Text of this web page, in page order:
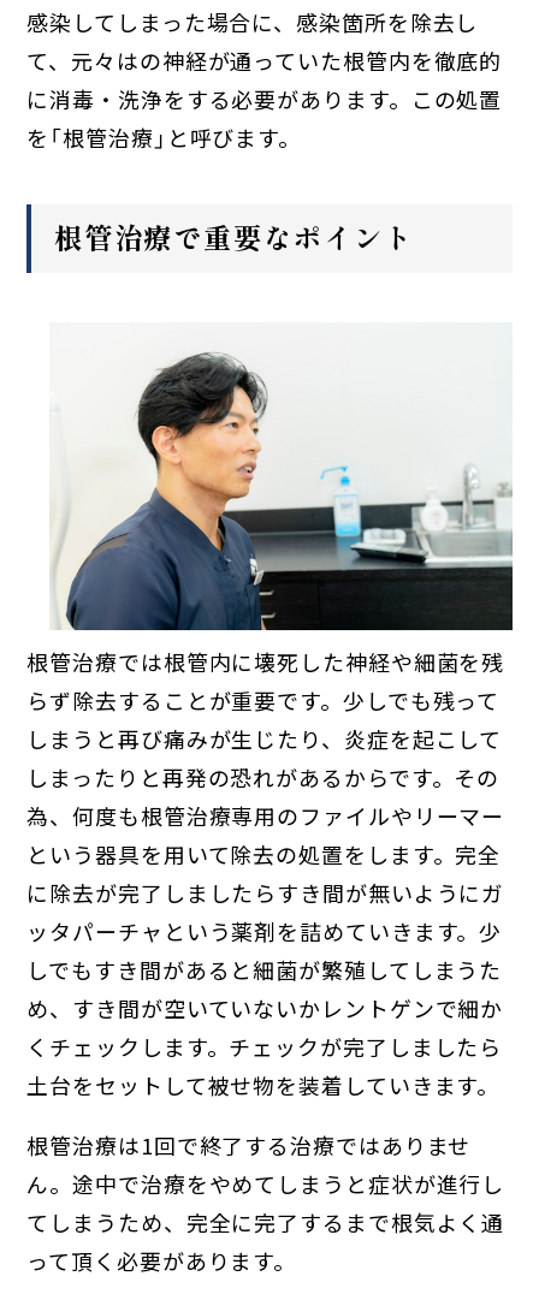
感染してしまった場合に、感染箇所を除去し
て、元々はの神経が通っていた根管内を徹底的
に消毒・洗浄をする必要があります。この処置
を「根管治療」と呼びます。
根管治療で重要なポイント
根管治療では根管内に壊死した神経や細菌を残
らず除去することが重要です。少しでも残って
しまうと再び痛みが生じたり、炎症を起こして
しまったりと再発の恐れがあるからです。その
為、何度も根管治療専用のファイルやリーマー
という器具を用いて除去の処置をします。完全
に除去が完了しましたらすき間が無いようにガ
ッタパーチャという薬剤を詰めていきます。少
しでもすき間があると細菌が繁殖してしまうた
め、すき間が空いていないかレントゲンで細か
くチェックします。チェックが完了しましたら
土台をセットして被せ物を装着していきます。
根管治療は1回で終了する治療ではありませ
ん。途中で治療をやめてしまうと症状が進行し
てしまうため、完全に完了するまで根気よく通
って頂く必要があります。